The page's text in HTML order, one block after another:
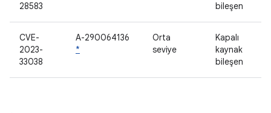
28583
bileşen
CVE-
2023-
33038
A-290064136
*
Orta
seviye
Kapalı
kaynak
bileşen